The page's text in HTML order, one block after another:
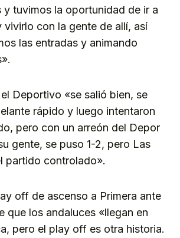
y tuvimos la oportunidad de ir a
vivirlo con la gente de allí, así
las entradas y animando
Deportivo «se salió bien, se
rápido y luego intentaron
pero con un arreón del Depor
gente, se puso 1-2, pero Las
partido controlado».
off de ascenso a Primera ante
que los andaluces «llegan en
pero el play off es otra historia.